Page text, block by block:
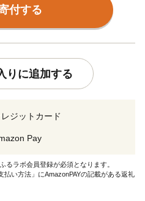
付する
りに追加する
レジットカード
Pay
るラボ会員登録が必須となります。
払い方法」にAmazonPAYの記載がある返礼